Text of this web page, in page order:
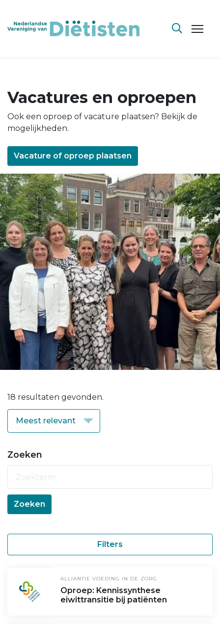
Vacatures en oproepen
Ook een oproep of vacature plaatsen? Bekijk de
mogelijkheden.
Vacature of oproep plaatsen
18 resultaten gevonden.
Zoeken
Zoeken
Filters
ALLIANTIE VOEDING IN DE ZORG
Oproep: Kennissynthese
eiwittransitie bij patiënten